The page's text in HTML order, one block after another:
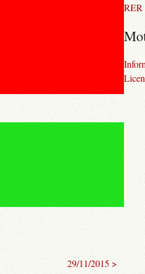
29/11/2015 >
RER